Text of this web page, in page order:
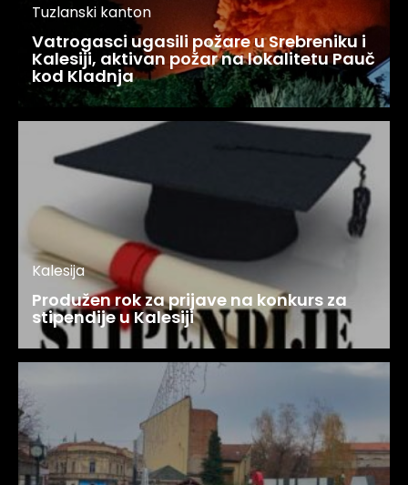
Tuzlanski kanton
Vatrogasci ugasili požare u Srebreniku i
Kalesiji, aktivan požar na lokalitetu Pauč
kod Kladnja
Kalesija
Produžen rok za prijave na konkurs za
stipendije u Kalesiji